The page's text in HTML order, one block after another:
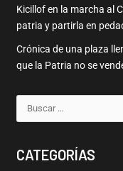
Kicillof en la marcha al
patria y partirla en
Crónica de una plaza
que la Patria no se
CATEGORÍAS